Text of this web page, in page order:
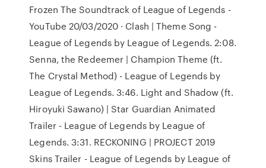
Frozen The Soundtrack of League of Legends -
YouTube 20/03/2020 · Clash | Theme Song -
League of Legends by League of Legends. 2:08.
Senna, the Redeemer | Champion Theme (ft.
The Crystal Method) - League of Legends by
League of Legends. 3:46. Light and Shadow (ft.
Hiroyuki Sawano) | Star Guardian Animated
Trailer - League of Legends by League of
Legends. 3:31. RECKONING | PROJECT 2019
Skins Trailer - League of Legends by League of